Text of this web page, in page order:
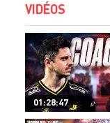
VIDÉOS
01:28:47